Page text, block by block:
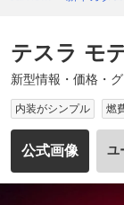
テスラ モ
新型情報・価格・
内装がシンプル 燃
公式画像 ユ